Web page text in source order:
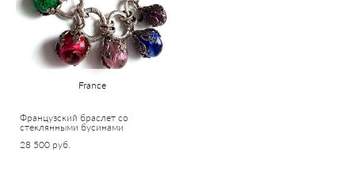
France
Французский браслет со
стеклянными бусинами
28 500 pуб.